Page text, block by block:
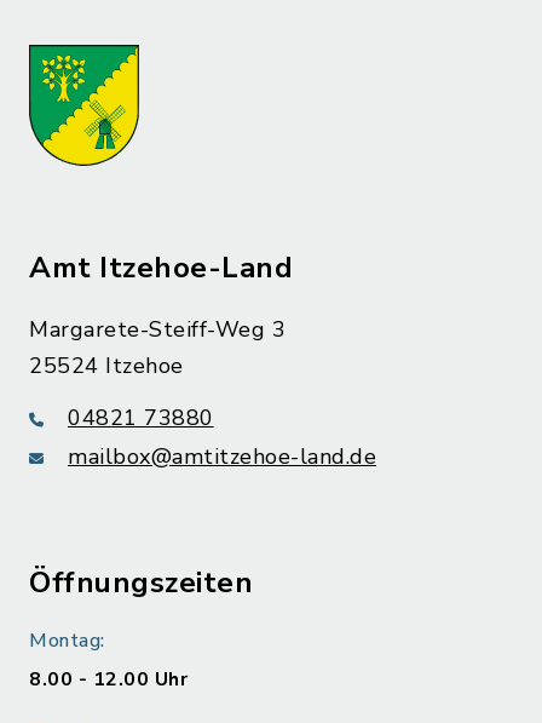
Amt Itzehoe-Land
Margarete-Steiff-Weg 3
25524 Itzehoe
04821 73880
mailbox@amtitzehoe-land.de
Öffnungszeiten
Montag:
8.00 - 12.00 Uhr